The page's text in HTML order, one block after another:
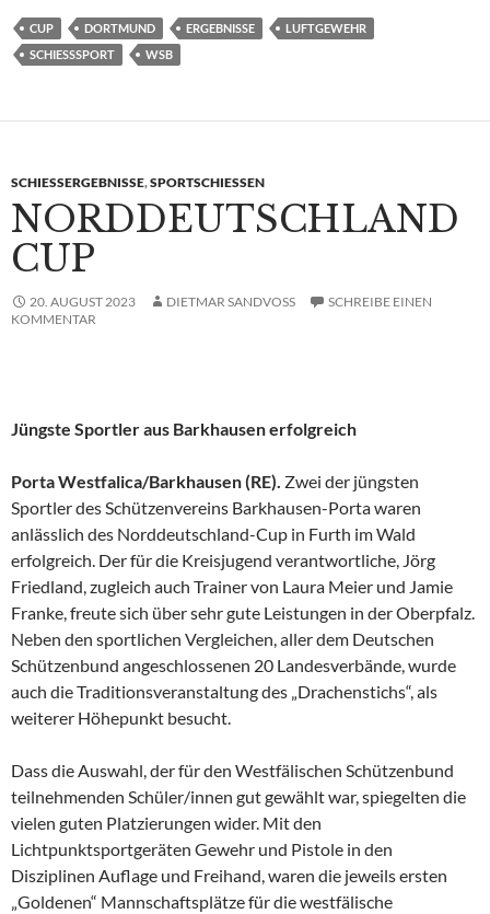
CUP DORTMUND ERGEBNISSE
LUFTGEWEHR
SCHIESSSPORT
WSB
SCHIESSERGEBNISSE ,SPORTSCHIESSEN
NORDDEUTSCHLAND
CUP
20. AUGUST 2023 DIETMAR SANDVOSS
SCHREIBE EINEN
KOMMENTAR
Jüngste Sportler aus Barkhausen erfolgreich
Porta Westfalica/Barkhausen (RE). Zwei der jüngsten
Sportler des Schützenvereins Barkhausen-Porta waren
anlässlich des Norddeutschland-Cup in Furth im Wald
erfolgreich. Der für die Kreisjugend verantwortliche, Jörg
Friedland, zugleich auch Trainer von Laura Meier und Jamie
Franke, freute sich über sehr gute Leistungen in der Oberpfalz.
Neben den sportlichen Vergleichen, aller dem Deutschen
Schützenbund angeschlossenen 20 Landesverbände, wurde
auch die Traditionsveranstaltung des „Drachenstichs“, als
weiterer Höhepunkt besucht.
Dass die Auswahl, der für den Westfälischen Schützenbund
teilnehmenden Schüler/innen gut gewählt war, spiegelten die
vielen guten Platzierungen wider. Mit den
Lichtpunktsportgeräten Gewehr und Pistole in den
Disziplinen Auflage und Freihand, waren die jeweils ersten
„Goldenen“ Mannschaftsplätze für die westfälische